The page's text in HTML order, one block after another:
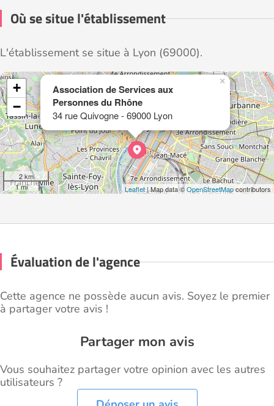
Où se situe l'établissement
L'établissement se situe à Lyon (69000).
Association de Services aux
Personnes du Rhône
34 rue Quivogne - 69000 Lyon
×
+
−
2 km
1 mi
Leaflet| Map data ©OpenStreetMapcontributors
Évaluation de l'agence
Cette agence ne possède aucun avis. Soyez le premier
à partager votre avis !
Partager mon avis
Vous souhaitez partager votre opinion avec les autres
utilisateurs ?